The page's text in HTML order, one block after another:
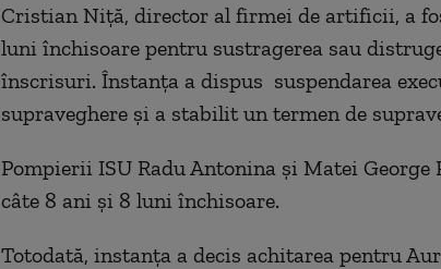
Cristian Niță, director al firmei de artificii, a
luni închisoare pentru sustragerea sau
înscrisuri. Înstanța a dispus suspendarea
supraveghere şi a stabilit un termen de
Pompierii ISU Radu Antonina și Matei George
câte 8 ani și 8 luni închisoare.
Totodată, instanța a decis achitarea pentru